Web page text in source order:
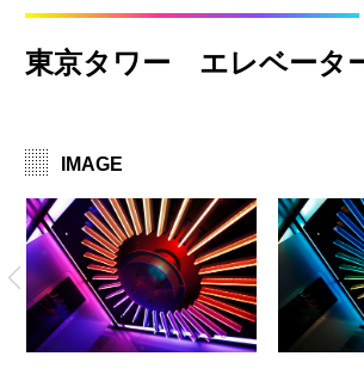
東京タワー エレベータ
IMAGE